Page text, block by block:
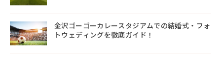
金沢ゴーゴーカレースタジアムでの結婚式・フォ
トウェディングを徹底ガイド！